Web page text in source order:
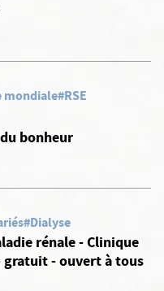
mondiale#RSE
bonheur
#Dialyse
rénale - Clinique
gratuit - ouvert à tous